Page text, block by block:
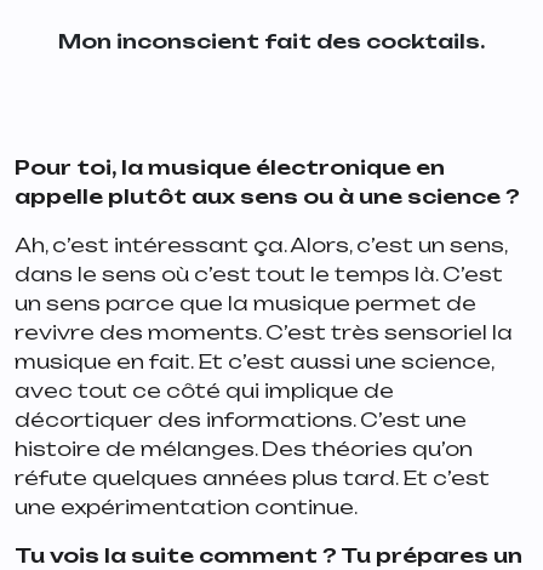
Mon inconscient fait des cocktails.
Pour toi, la musique électronique en
appelle plutôt aux sens ou à une science ?
Ah, c’est intéressant ça. Alors, c’est un sens,
dans le sens où c’est tout le temps là. C’est
un sens parce que la musique permet de
revivre des moments. C’est très sensoriel la
musique en fait. Et c’est aussi une science,
avec tout ce côté qui implique de
décortiquer des informations. C’est une
histoire de mélanges. Des théories qu’on
réfute quelques années plus tard. Et c’est
une expérimentation continue.
Tu vois la suite comment ? Tu prépares un